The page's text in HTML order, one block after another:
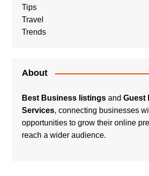
Tips
Travel
Trends
About
Best Business listingsand Guest
Services, connecting businesses
opportunities to grow their online
reach a wider audience.